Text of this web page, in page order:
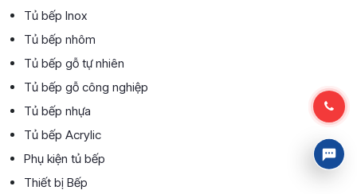
Tủ bếp Inox
Tủ bếp nhôm
Tủ bếp gỗ tự nhiên
Tủ bếp gỗ công nghiệp
Tủ bếp nhựa
Tủ bếp Acrylic
Phụ kiện tủ bếp
Thiết bị Bếp